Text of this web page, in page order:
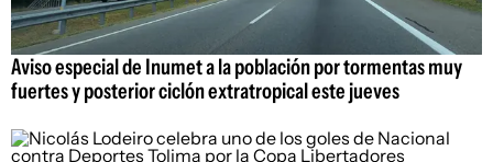
Aviso especial de Inumet a la población por tormentas muy
fuertes y posterior ciclón extratropical este jueves